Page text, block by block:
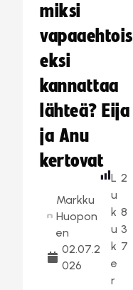
miksi
vapaaehtois
eksi
kannattaa
lähteä? Eija
ja Anu
kertovat
Markku
Huopon
en
02.07.2
026
L
u
k
u
k
e
r
2
8
3
7